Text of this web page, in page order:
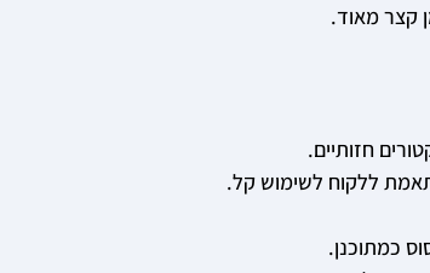
קצר מאוד.
חזותיים.
ללקוח לשימוש קל.
כמתוכנן.